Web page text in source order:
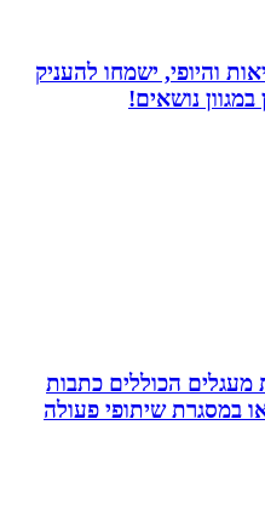
ישמחו להעניק
נושאים!
הכוללים כתבות
שיתופי פעולה